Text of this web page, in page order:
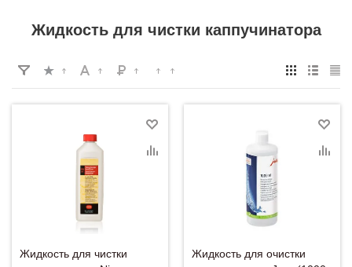
Жидкость для чистки каппучинатора
Жидкость для чистки
Жидкость для очистки